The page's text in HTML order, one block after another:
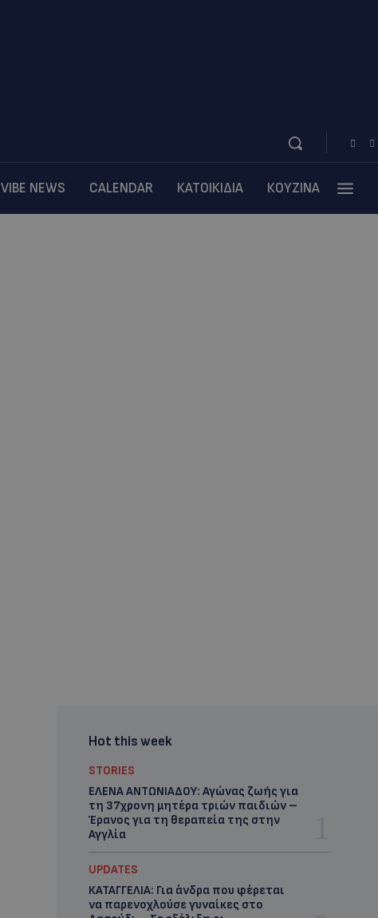
VIBE NEWS CALENDAR ΚΑΤΟΙΚΙΔΙΑ ΚΟΥΖΙΝΑ
Hot this week
STORIES
ΕΛΕΝΑ ΑΝΤΩΝΙΑΔΟΥ: Αγώνας ζωής για
τη 37χρονη μητέρα τριών παιδιών –
Έρανος για τη θεραπεία της στην
Αγγλία
UPDATES
ΚΑΤΑΓΓΕΛΙΑ: Για άνδρα που φέρεται
να παρενοχλούσε γυναίκες στο